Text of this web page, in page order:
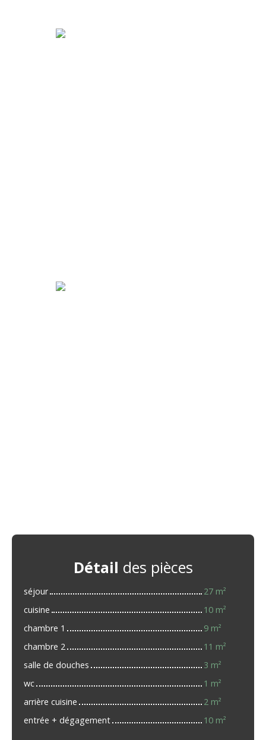
Détail des pièces
séjour
27 m²
cuisine
10 m²
chambre 1
9 m²
chambre 2
11 m²
salle de douches
3 m²
wc
1 m²
arrière cuisine
2 m²
entrée + dégagement
10 m²